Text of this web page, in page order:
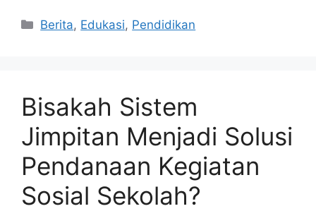
Kategori
Berita, Edukasi, Pendidikan
Bisakah Sistem
Jimpitan Menjadi Solusi
Pendanaan Kegiatan
Sosial Sekolah?